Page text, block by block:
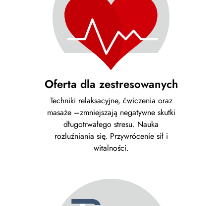
Oferta dla zestresowanych
Techniki relaksacyjne, ćwiczenia oraz
masaże –zmniejszają negatywne skutki
długotrwałego stresu. Nauka
rozluźniania się. Przywrócenie sił i
witalności.